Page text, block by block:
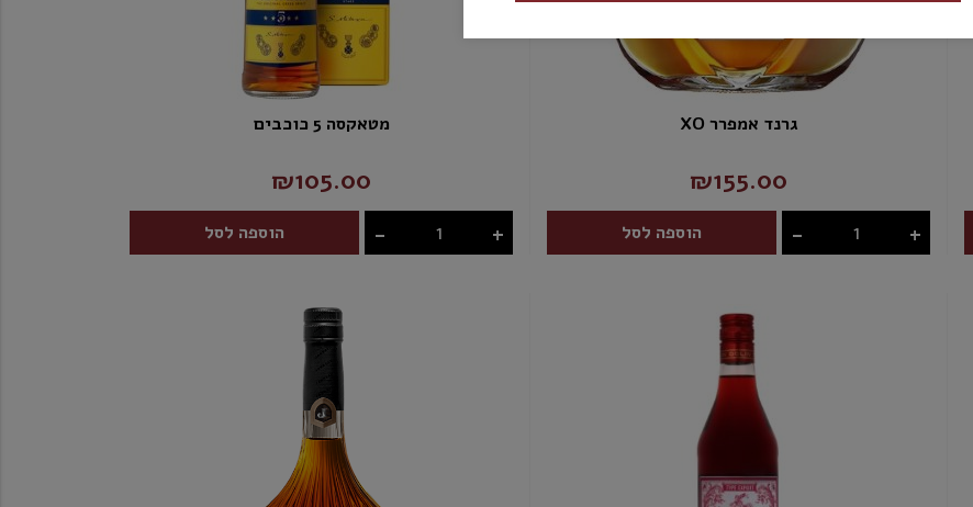
גרנד אמפרר XO
₪155.00
- + הוספה לסל
מטאקסה 5 כוכבים
₪105.00
- + הוספה לסל